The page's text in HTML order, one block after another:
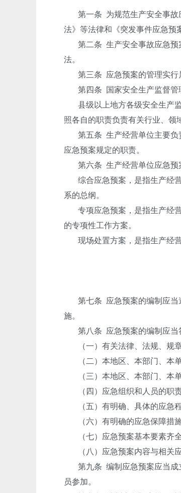
第一条 为规范生产安全事
法》等法律和《突发事件应急预
第二条 生产安全事故应急
法。
第三条 应急预案的管理实行
第四条
国家安全生产监督管
县级以上地方各级安全生产
照各自的职责负责有关行业、领
第五条 生产经营单位主要
应急预案规定的职责。
第六条 生产经营单位应急预
综合应急预案，是指生产经
系的总纲。
专项应急预案，是指生产经
的专项性工作方案。
现场处置方案，是指生产经
第七条 应急预案的编制应
施。
第八条 应急预案的编制应当
（一）有关法律、法规、规
（二）本地区、本部门、本
（三）本地区、本部门、本
（四）应急组织和人员的职
（五）有明确、具体的应急
（六）有明确的应急保障措
（七）应急预案基本要素齐
（八）应急预案内容与相关
第九条 编制应急预案应当
员参加。